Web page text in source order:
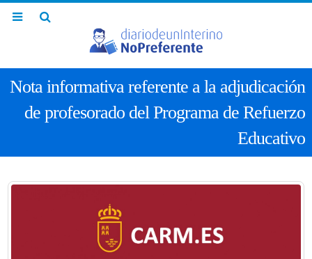
Nota informativa referente a la adjudicación
de profesorado del Programa de Refuerzo
Educativo